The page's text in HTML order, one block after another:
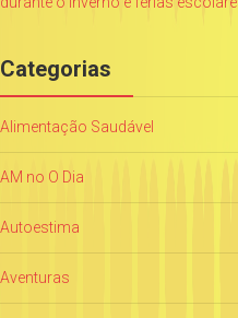
Categorias
Alimentação Saudável
AM no O Dia
Autoestima
Aventuras